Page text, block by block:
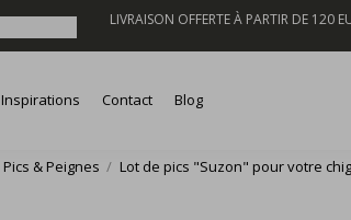
LIVRAISON OFFERTE À PARTIR DE 120
Inspirations Contact Blog
Pics & Peignes Lot de pics "Suzon" pour votre